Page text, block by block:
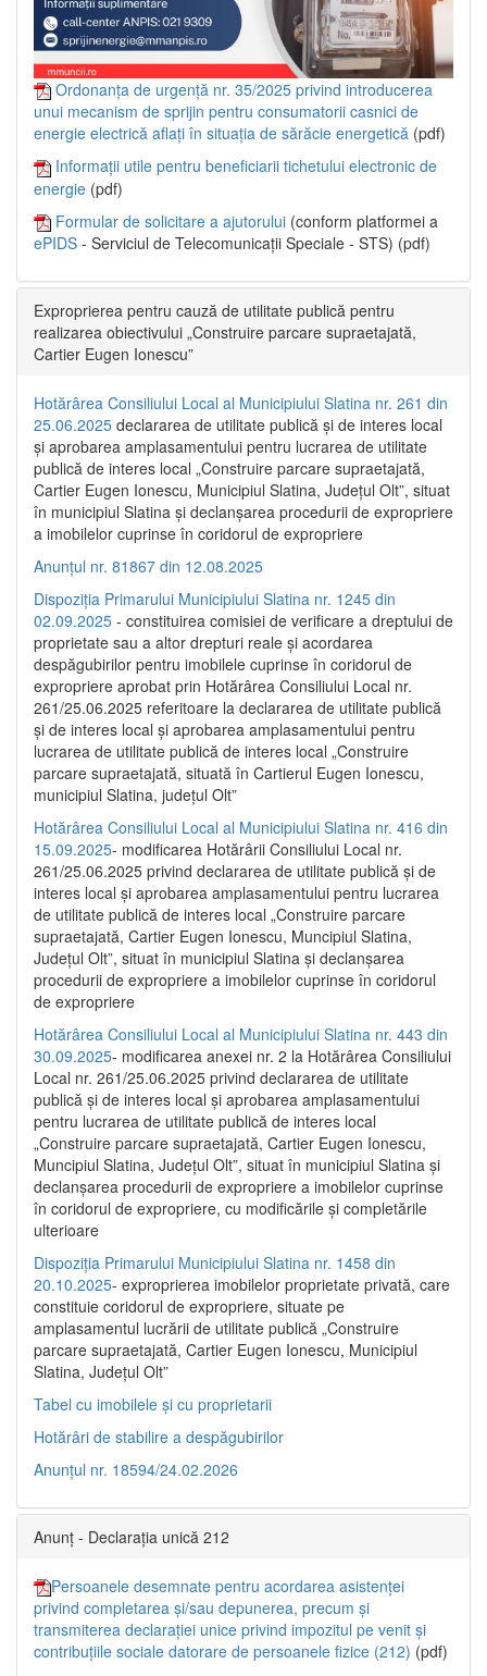
Ordonanța de urgență nr. 35/2025 privind introducerea
unui mecanism de sprijin pentru consumatorii casnici de
energie electrică aflați în situația de sărăcie energetică (pdf)
Informații utile pentru beneficiarii tichetului electronic de
energie (pdf)
Formular de solicitare a ajutorului (conform platformei a
ePIDS - Serviciul de Telecomunicații Speciale - STS) (pdf)
Exproprierea pentru cauză de utilitate publică pentru
realizarea obiectivului „Construire parcare supraetajată,
Cartier Eugen Ionescu”
Hotărârea Consiliului Local al Municipiului Slatina nr. 261 din
25.06.2025 declararea de utilitate publică și de interes local
și aprobarea amplasamentului pentru lucrarea de utilitate
publică de interes local „Construire parcare supraetajată,
Cartier Eugen Ionescu, Municipiul Slatina, Județul Olt”, situat
în municipiul Slatina și declanșarea procedurii de expropriere
a imobilelor cuprinse în coridorul de expropriere
Anunțul nr. 81867 din 12.08.2025
Dispoziția Primarului Municipiului Slatina nr. 1245 din
02.09.2025 - constituirea comisiei de verificare a dreptului de
proprietate sau a altor drepturi reale și acordarea
despăgubirilor pentru imobilele cuprinse în coridorul de
expropriere aprobat prin Hotărârea Consiliului Local nr.
261/25.06.2025 referitoare la declararea de utilitate publică
și de interes local și aprobarea amplasamentului pentru
lucrarea de utilitate publică de interes local „Construire
parcare supraetajată, situată în Cartierul Eugen Ionescu,
municipiul Slatina, județul Olt”
Hotărârea Consiliului Local al Municipiului Slatina nr. 416 din
15.09.2025- modificarea Hotărârii Consiliului Local nr.
261/25.06.2025 privind declararea de utilitate publică și de
interes local și aprobarea amplasamentului pentru lucrarea
de utilitate publică de interes local „Construire parcare
supraetajată, Cartier Eugen Ionescu, Muncipiul Slatina,
Județul Olt”, situat în municipiul Slatina și declanșarea
procedurii de expropriere a imobilelor cuprinse în coridorul
de expropriere
Hotărârea Consiliului Local al Municipiului Slatina nr. 443 din
30.09.2025- modificarea anexei nr. 2 la Hotărârea Consiliului
Local nr. 261/25.06.2025 privind declararea de utilitate
publică şi de interes local şi aprobarea amplasamentului
pentru lucrarea de utilitate publică de interes local
„Construire parcare supraetajată, Cartier Eugen Ionescu,
Muncipiul Slatina, Judeţul Olt”, situat în municipiul Slatina şi
declanşarea procedurii de expropriere a imobilelor cuprinse
în coridorul de expropriere, cu modificările şi completările
ulterioare
Dispoziția Primarului Municipiului Slatina nr. 1458 din
20.10.2025- exproprierea imobilelor proprietate privată, care
constituie coridorul de expropriere, situate pe
amplasamentul lucrării de utilitate publică „Construire
parcare supraetajată, Cartier Eugen Ionescu, Municipiul
Slatina, Județul Olt”
Tabel cu imobilele și cu proprietarii
Hotărâri de stabilire a despăgubirilor
Anunțul nr. 18594/24.02.2026
Anunț - Declarația unică 212
Persoanele desemnate pentru acordarea asistenței
privind completarea și/sau depunerea, precum și
transmiterea declarației unice privind impozitul pe venit și
contribuțiile sociale datorare de persoanele fizice (212) (pdf)